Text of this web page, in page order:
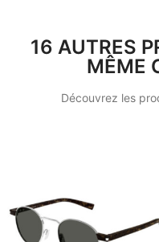
16 AUTRES
MÊME
Découvrez les